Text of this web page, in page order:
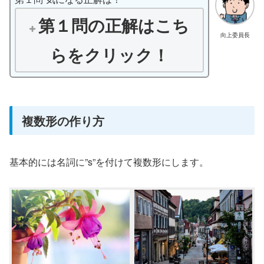
向上委員長
第１問の正解はこち
らをクリック！
複数形の作り方
基本的には名詞に”s”を付けて複数形にします。